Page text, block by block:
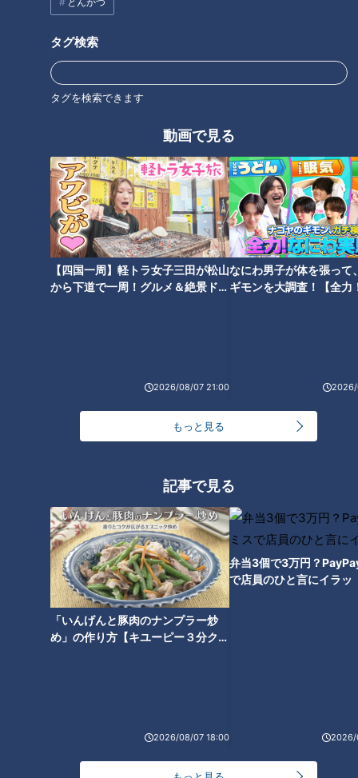
タグ検索
タグを検索できます
動画で見る
【四国一周】軽トラ女子三田が松山
から下道で一周！グルメ＆絶景ドラ
2026/08/07 21:00
なにわ男子が体を張って
ギモンを大調査！【全力
2026/
もっと見る
記事で見る
「いんげんと豚肉のナンプラー炒
め」の作り方【キユーピー３分クッ
2026/08/07 18:00
弁当3個で3万円？
で店員のひと言にイラッ
2026/
CBCテレビ『花咲かタイムズ』うなずキング
愛知県西尾市の「八ツ面山（やつおもてやま）公園」山頂にあ
る広大な芝生公園は、お花見にオススメのスポット。取り囲む
ように植えられた桜を大パノラマで楽しめると、毎年多くの人
で賑わいます。昭和40年代に植えられた、樹齢約60年の桜の
夕日に染まる桜が美しい「西浦園地」
CBCテレビ『花咲かタイムズ』うなずキング
のため、太陽の光が反射して光の道がきれいに映し出されま
す。そのオレンジ色に輝く三河湾をバックに、夕日に染まる桜